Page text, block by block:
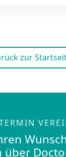
zur
über